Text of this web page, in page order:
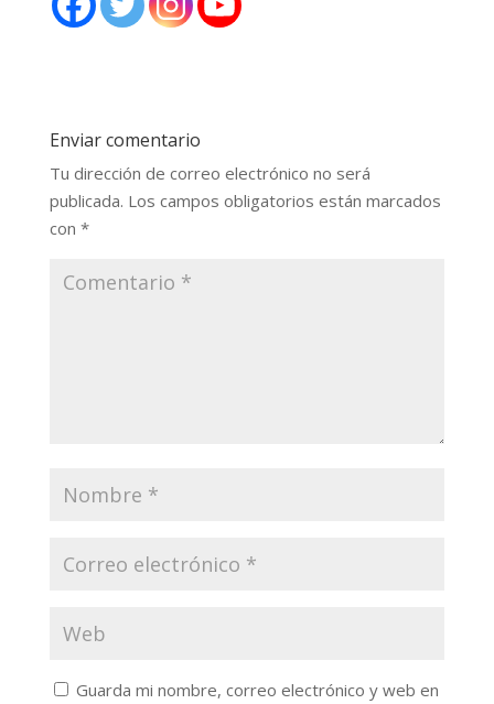
Enviar comentario
Tu dirección de correo electrónico no será
publicada. Los campos obligatorios están marcados
con *
Guarda mi nombre, correo electrónico y web en